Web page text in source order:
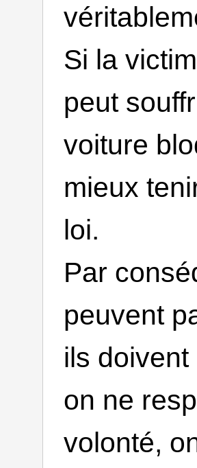
Si la
peut
voiture
mieux
loi.
Par
peuvent
ils
on ne
volonté,